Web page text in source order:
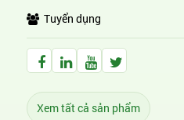
Tuyển dụng
Facebook Huỳnh Gia
LinkedIn Huỳnh
YouTube
Twitter
Xem tất cả sản phẩm